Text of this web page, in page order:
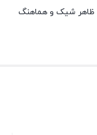
خیر، طراحی Sandblasting و CNC Anodizing ظاهر شیک و هماهنگ